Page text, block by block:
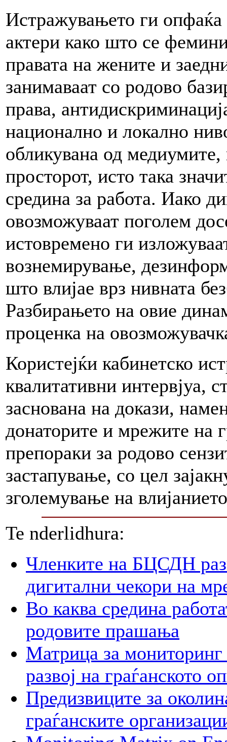
Истражувањето ги
актери како што се
правата на жените и
занимаваат со родово
права,
национално и локално
обликувана од
просторот, исто така
средина за работа. Иако
овозможуваат поголем
истовремено ги
вознемирување,
што влијае врз нивната
Разбирањето на овие
проценка на
Користејќи кабинетско
квалитативни интервјуа,
заснована на докази,
донаторите и мрежите на
препораки за родово
застапување, со цел
зголемување на
Te nderlidhura:
Членките на БЦСДН
дигитални чекори на
Во каква средина
родовите прашања
Матрица за мониторинг
развој на граѓанското
Предизвиците за
граѓанските